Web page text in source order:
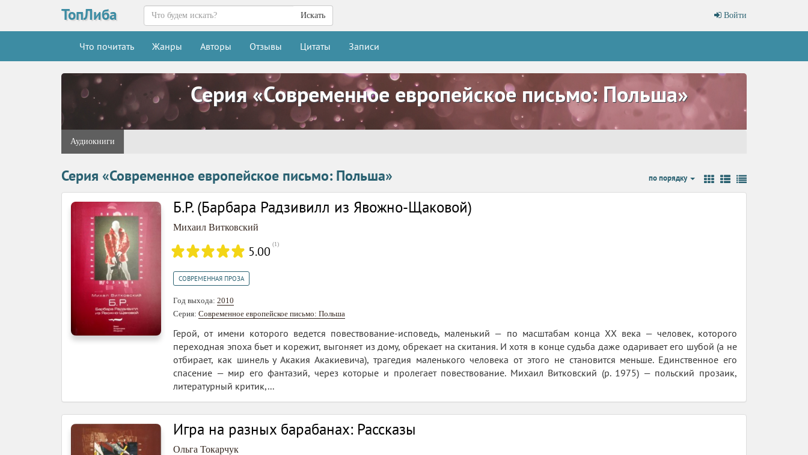
ТопЛиба Войти
Искать
Что почитать Жанры Авторы Отзывы Цитаты Записи
Серия «Современное европейское письмо: Польша»
Аудиокниги
Серия «Современное европейское письмо: Польша» по порядку
Б.Р. (Барбара Радзивилл из Явожно-Щаковой)
Михаил Витковский
5.00 (1)
СОВРЕМЕННАЯ ПРОЗА
Год выхода: 2010
Серия: Современное европейское письмо: Польша
Герой, от имени которого ведется повествование-исповедь, маленький — по масштабам конца XX века — человек, которого
переходная эпоха бьет и корежит, выгоняет из дому, обрекает на скитания. И хотя в конце судьба даже одаривает его шубой (а не
отбирает, как шинель у Акакия Акакиевича), трагедия маленького человека от этого не становится меньше. Единственное его
спасение — мир его фантазий, через которые и пролегает повествование. Михаил Витковский (р. 1975) — польский прозаик,
литературный критик,...
Игра на разных барабанах: Рассказы
Ольга Токарчук